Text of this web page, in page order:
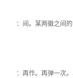
：间。某两徽之间的
：再作。再弹一次